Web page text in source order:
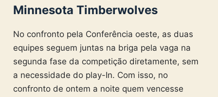
Minnesota Timberwolves
No confronto pela Conferência oeste, as duas
equipes seguem juntas na briga pela vaga na
segunda fase da competição diretamente, sem
a necessidade do play-In. Com isso, no
confronto de ontem a noite quem vencesse